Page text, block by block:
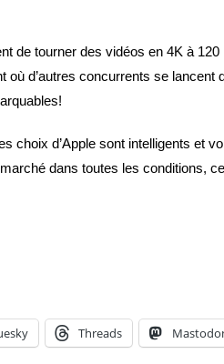
de tourner des vidéos en 4K à
d’autres concurrents se lancent
choix d’Apple sont intelligents et
dans toutes les conditions,
Threads